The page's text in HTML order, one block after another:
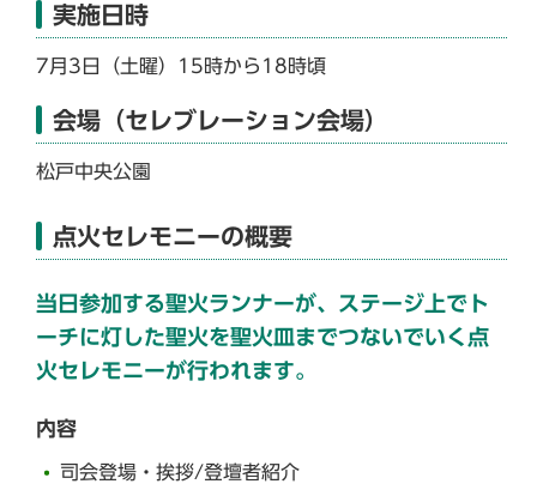
実施日時
7月3日（土曜）15時から18時頃
会場（セレブレーション会場）
松戸中央公園
点火セレモニーの概要
当日参加する聖火ランナーが、ステージ上でト
ーチに灯した聖火を聖火皿までつないでいく点
火セレモニーが行われます。
内容
司会登場・挨拶/登壇者紹介